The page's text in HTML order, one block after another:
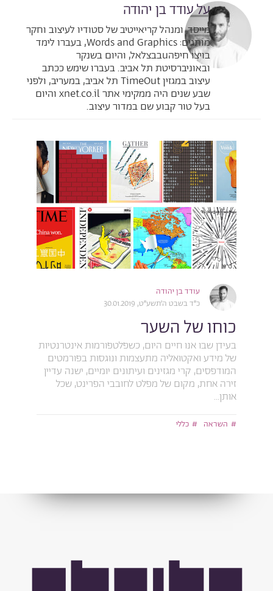
על עודד בן יהודה
מייסד, ומנהל קריאייטיב של סטודיו לעיצוב וחקר
מותגים: Words and Graphics, בעברו לימד
בויצו חיפהuבבצלאל, והיום בשנקר
ובאוניברסיטת תל אביב. בעברו שימש ככתב
עיצוב במגזין TimeOut תל אביב, במעריב, ולפני
שבע שנים היה ממקימי אתר xnet.co.il והיום
בעל טור קבוע שם במדור עיצוב.
עודד בן יהודה
כ״ד בשבט ה׳תשע״ט, 30.01.2019
כוחו של השער
בעידן שבו אנו חיים היום, כשפלטפורמות אינטרנטיות
של מידע ואקטואליה מתעצמות ונוגסות בפורמטים
המודפסים, קרי מגזינים ועיתונים יומיים, ישנה עדיין
זירה אחת, מקום של מפלט לחובבי הפרינט, שכל
אותן...
השראה כללי